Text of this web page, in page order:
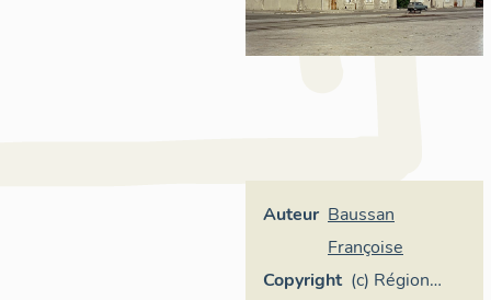
Auteur Baussan
Françoise
Copyright (c) Région